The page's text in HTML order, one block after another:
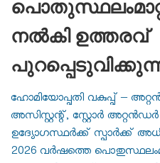
നൽകി ഉത്തരവ്
ഹോമിയോപ്പതി വകുപ്പ് –
അസിസ്റ്റന്റ്, സ്റ്റോർ
ഉദ്യോഗസ്ഥർക്ക് സ്പാർക്ക്
2026 വർഷത്തെ